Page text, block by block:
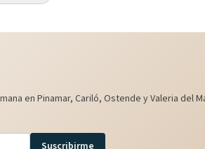
en Pinamar, Cariló, Ostende y Valeria del
Suscribirme